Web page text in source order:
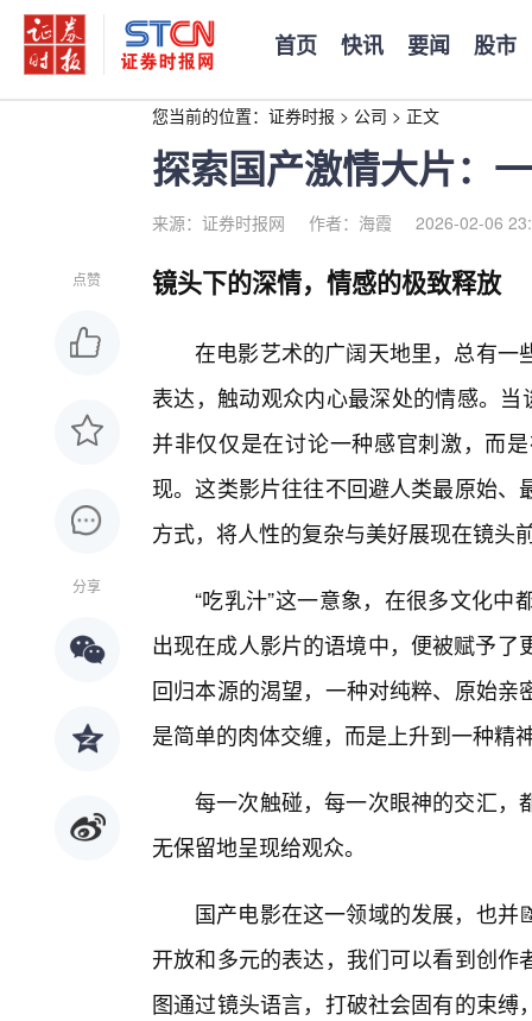
首页 快讯 要闻 股市
您当前的位置： 证券时报 > 公司 > 正文
探索国产激情大片：
来源：证券时报网 作者：海霞 2026-02-06
点赞
分享
镜头下的深情，情感的极致释放
在电影艺术的广阔天地里，总有一
表达，触动观众内心最深处的情感。
并非仅仅是在讨论一种感官刺激，而
现。这类影片往往不回避人类最原始
方式，将人性的复杂与美好展现在镜头
“吃乳汁”这一意象，在很多文化
出现在成人影片的语境中，便被赋予
回归本源的渴望，一种对纯粹、原始
是简单的肉体交缠，而是上升到一种精
每一次触碰，每一次眼神的交汇，
无保留地呈现给观众。
国产电影在这一领域的发展，也
开放和多元的表达，我们可以看到创
图通过镜头语言，打破社会固有的束